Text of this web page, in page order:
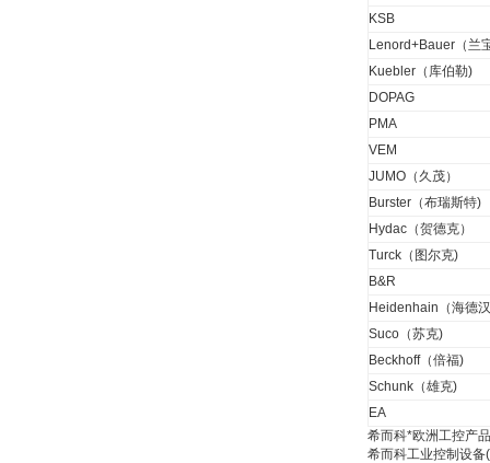
KSB
Lenord+Bauer（兰
Kuebler（库伯勒)
DOPAG
PMA
VEM
JUMO（久茂）
Burster（布瑞斯特)
Hydac（贺德克）
Turck（图尔克)
B&R
Heidenhain（海德
Suco（苏克)
Beckhoff（倍福)
Schunk（雄克)
EA
希而科*欧洲工控产
希而科工业控制设